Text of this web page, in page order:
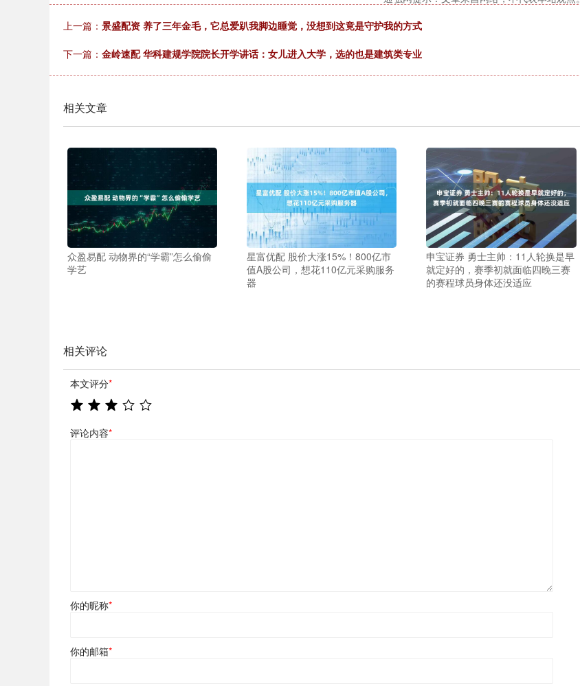
上一篇： 景盛配资 养了三年金毛，它总爱趴我脚边睡觉，没想到这竟是守护我的方式
下一篇： 金岭速配 华科建规学院院长开学讲话：女儿进入大学，选的也是建筑类专业
相关文章
众盈易配 动物界的“学霸”怎么偷偷
学艺
星富优配 股价大涨15%！800亿市
值A股公司，想花110亿元采购服务
器
申宝证券 勇士主帅：11人轮换是早
就定好的，赛季初就面临四晚三赛
的赛程球员身体还没适应
相关评论
本文评分*
评论内容*
你的昵称*
你的邮箱*